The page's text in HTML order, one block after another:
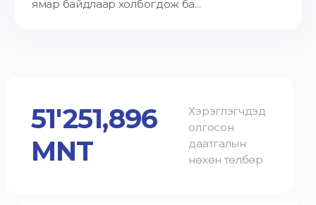
ямар байдлаар холбогдож ба...
51'251,896
MNT
Хэрэглэгчдэд
олгосон
даатгалын
нөхөн төлбөр